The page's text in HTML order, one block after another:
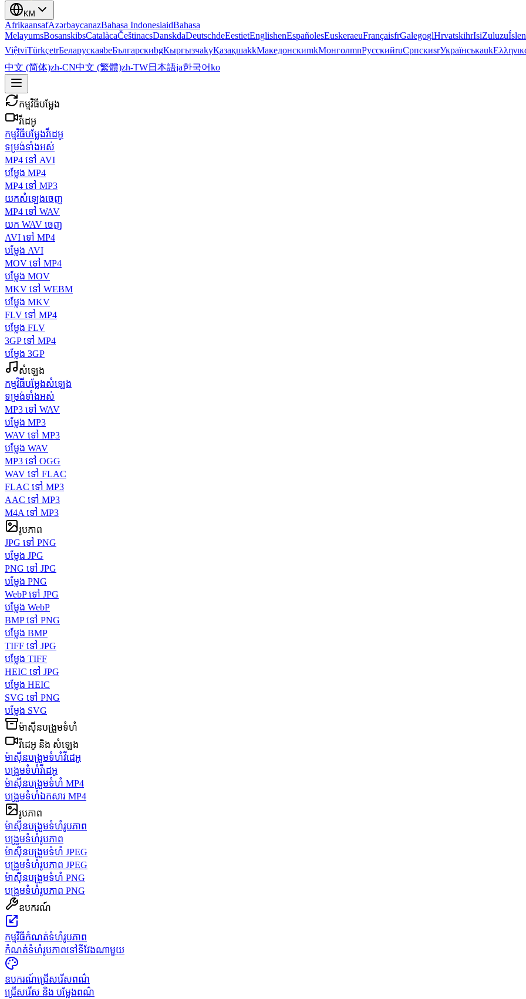
KM
AfrikaansafAzərbaycanazBahasa IndonesiaidBahasa
MelayumsBosanskibsCatalàcaČeštinacsDanskdaDeutschdeEestietEnglishenEspañolesEuskeraeuFrançaisfrGalegoglHrvatskihrIsiZuluzu
ViệtviTürkçetrБеларускаяbeБългарскиbgКыргызчаkyҚазақшаkkМакедонскиmkМонголmnРусскийruСрпскиsrУкраїнськаuk
中文 (简体)zh-CN中文 (繁體)zh-TW日本語ja한국어ko
កម្មវិធីបម្លែង
វីដេអូ
កម្មវិធីបម្លែងវីដេអូ
ទម្រង់ទាំងអស់
MP4 ទៅ AVI
បម្លែង MP4
MP4 ទៅ MP3
យកសំឡេងចេញ
MP4 ទៅ WAV
យក WAV ចេញ
AVI ទៅ MP4
បម្លែង AVI
MOV ទៅ MP4
បម្លែង MOV
MKV ទៅ WEBM
បម្លែង MKV
FLV ទៅ MP4
បម្លែង FLV
3GP ទៅ MP4
បម្លែង 3GP
សំឡេង
កម្មវិធីបម្លែងសំឡេង
ទម្រង់ទាំងអស់
MP3 ទៅ WAV
បម្លែង MP3
WAV ទៅ MP3
បម្លែង WAV
MP3 ទៅ OGG
WAV ទៅ FLAC
FLAC ទៅ MP3
AAC ទៅ MP3
M4A ទៅ MP3
រូបភាព
JPG ទៅ PNG
បម្លែង JPG
PNG ទៅ JPG
បម្លែង PNG
WebP ទៅ JPG
បម្លែង WebP
BMP ទៅ PNG
បម្លែង BMP
TIFF ទៅ JPG
បម្លែង TIFF
HEIC ទៅ JPG
បម្លែង HEIC
SVG ទៅ PNG
បម្លែង SVG
ម៉ាស៊ីនបង្រួមទំហំ
វីដេអូ និង សំឡេង
ម៉ាស៊ីនបង្រួមទំហំវីដេអូ
បង្រួមទំហំវីដេអូ
ម៉ាស៊ីនបង្រួមទំហំ MP4
បង្រួមទំហំឯកសារ MP4
រូបភាព
ម៉ាស៊ីនបង្រួមទំហំរូបភាព
បង្រួមទំហំរូបភាព
ម៉ាស៊ីនបង្រួមទំហំ JPEG
បង្រួមទំហំរូបភាព JPEG
ម៉ាស៊ីនបង្រួមទំហំ PNG
បង្រួមទំហំរូបភាព PNG
ឧបករណ៍
កម្មវិធីកំណត់ទំហំរូបភាព
កំណត់ទំហំរូបភាពទៅទីវែងណាមួយ
ឧបករណ៍ជ្រើសរើសពណ៌
ជ្រើសរើស និង បម្លែងពណ៌